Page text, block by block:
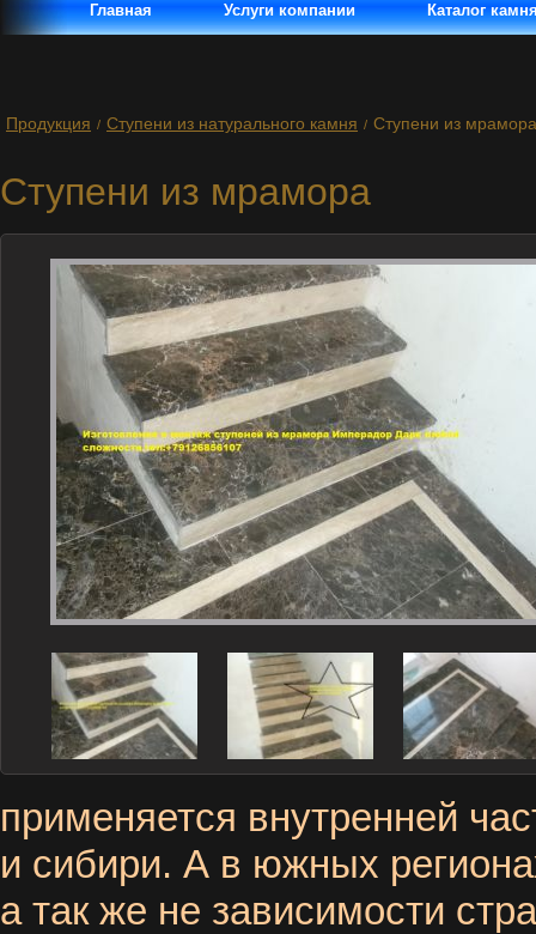
Главная Услуги компании Каталог
Продукция / Ступени из натурального камня / Ступени из мрамора
Ступени из мрамора
применяется внутренней
и сибири. А в южных
а так же не зависимости